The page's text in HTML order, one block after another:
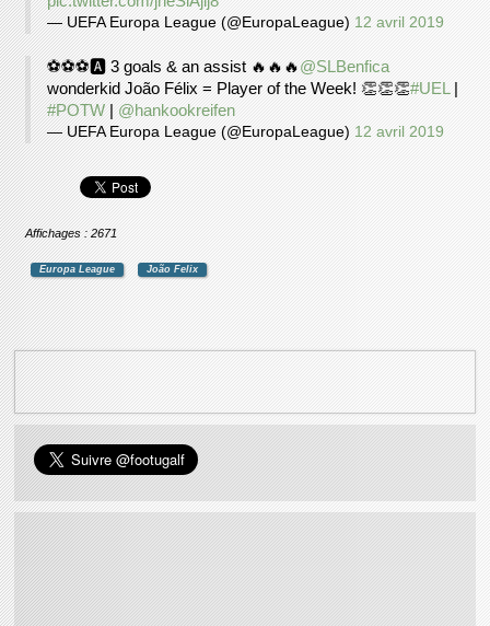
— UEFA Europa League (@EuropaLeague) 12 avril 2019
⚽⚽⚽🅰 3 goals & an assist 🔥🔥🔥@SLBenfica
wonderkid João Félix = Player of the Week! 👏👏👏#UEL |
#POTW | @hankookreifen
— UEFA Europa League (@EuropaLeague) 12 avril 2019
Affichages : 2671
Europa League João Felix